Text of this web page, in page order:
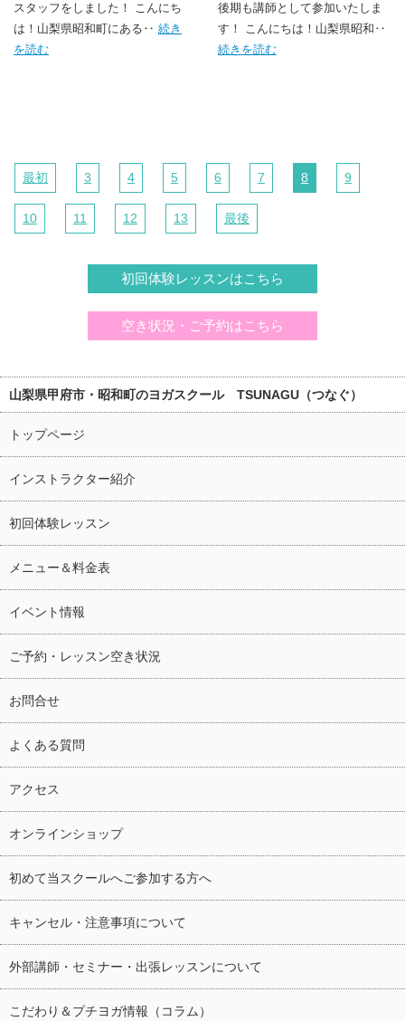
TSUNAGU（つなぐ）
スタッフをしました！ こんにち
は！山梨県昭和町にある‥ 続き
を読む
町のヨガスクール
TSUNAGU（つなぐ）
後期も講師として参加いたしま
す！ こんにちは！山梨県昭和‥
続きを読む
最初 3 4 5 6 7 8 9
10 11 12 13 最後
初回体験レッスンはこちら
空き状況・ご予約はこちら
山梨県甲府市・昭和町のヨガスクール TSUNAGU（つなぐ）
トップページ
インストラクター紹介
初回体験レッスン
メニュー＆料金表
イベント情報
ご予約・レッスン空き状況
お問合せ
よくある質問
アクセス
オンラインショップ
初めて当スクールへご参加する方へ
キャンセル・注意事項について
外部講師・セミナー・出張レッスンについて
こだわり＆プチヨガ情報（コラム）